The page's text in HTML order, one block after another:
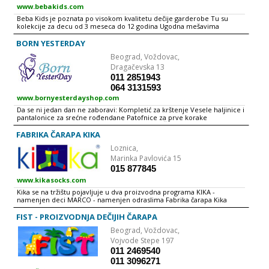
www.bebakids.com
Beba Kids je poznata po visokom kvalitetu dečije garderobe Tu su
kolekcije za decu od 3 meseca do 12 godina Ugodna mešavima
prirodnih materijala i boja u Bebe Kids-u, učiniće da se vaše dete oseća
veoma udobno
BORN YESTERDAY
Beograd,Voždovac,
Dragačevska 13
011 2851943
064 3131593
www.bornyesterdayshop.com
Da se ni jedan dan ne zaboravi: Kompletić za krštenje Vesele haljinice i
pantalonice za srećne rođendane Patofnice za prve korake
Romantični prekrivači za mirne snove Kapice Štrikane igračkice...
Dobrodošli u bajkoviti svet "Dete", kolekciju za decu firme Born
mustre, drvene igle i šarena klupka Od prirodnih materijala, po
bakinom receptu, ručno smo ištrikali malene modele za Vaše
najmlađe
FABRIKA ČARAPA KIKA
Loznica,
Marinka Pavlovića 15
015 877845
www.kikasocks.com
Kika se na tržištu pojavljuje u dva proizvodna programa KIKA -
namenjen deci MARCO - namenjen odraslima Fabrika čarapa Kika
osnovana je 1998. godine Proizvodni program obuhvata pamučne
čarape namenjene deci i odraslima Sirovinsku bazu čine najfinija,
italijanska prediva koja su polazna osnova svake kvalitetne čarape.
Savremen mašinski park i stručan kadar, obučavan u Italiji,
omogućavaju vrlo preciznu izradu ali i raznovrsne načine tkanja, koji
čarapama daju dodatni kvalitet Velika paleta boja u trendu, obilje
maštovitih motiva i dezena zaštitni su znak Kika čarapa Svi artikli
Fabrike čarapa Kika su snabdeveni EAN 13 kodom Kvalitet gotovih
FIST - PROIZVODNJA DEČIJIH ČARAPA
Beograd,Voždovac,
Vojvode Stepe 197
011 2469540
011 3096271